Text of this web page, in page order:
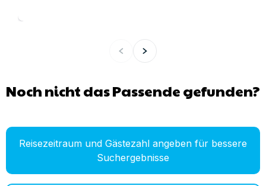
Noch nicht das Passende gefunden?
Reisezeitraum und Gästezahl angeben für bessere
Suchergebnisse